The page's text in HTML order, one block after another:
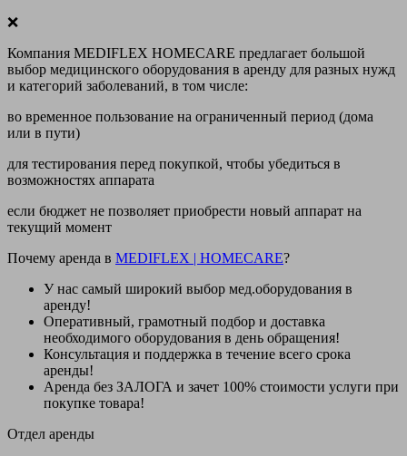
❌
Компания MEDIFLEX HOMECARE предлагает большой
выбор медицинского оборудования в аренду для разных нужд
и категорий заболеваний, в том числе:
во временное пользование на ограниченный период (дома
или в пути)
для тестирования перед покупкой, чтобы убедиться в
возможностях аппарата
если бюджет не позволяет приобрести новый аппарат на
текущий момент
Почему аренда в MEDIFLEX | HOMECARE?
У нас самый широкий выбор мед.оборудования в
аренду!
Оперативный, грамотный подбор и доставка
необходимого оборудования в день обращения!
Консультация и поддержка в течение всего срока
аренды!
Аренда без ЗАЛОГА и зачет 100% стоимости услуги при
покупке товара!
Отдел аренды